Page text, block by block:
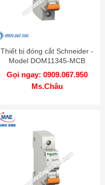
Thiết bị đóng cắt Schneider -
Model DOM11345-MCB
Gọi ngay: 0909.067.950
Ms.Châu